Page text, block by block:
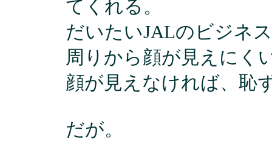
てくれる。
だいたいJALのビジネ
周りから顔が見えにく
顔が見えなければ、恥
だが。